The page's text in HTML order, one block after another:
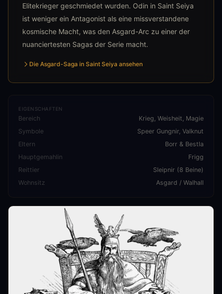
Elitekrieger geschmiedet wurden. Odin in Saint Seiya
ist weniger ein Antagonist als eine missverstandene
kosmische Macht, was den Asgard-Arc zu einer der
nuanciertesten Sagas der Serie macht.
Die Asgard-Saga in Saint Seiya ansehen
EIGENSCHAFTEN
Bereich
Krieg, Weisheit, Magie
Symbole
Speer Gungnir, Valknut
Eltern
Borr & Bestla
Hauptgemahlin
Frigg
Reittier
Sleipnir (8 Beine)
Wohnsitz
Asgard / Walhall